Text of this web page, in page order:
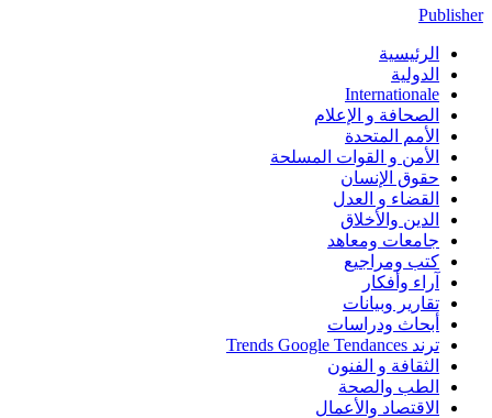
Publisher
الرئيسية
الدولية
Internationale
الصحافة و الإعلام
الأمم المتحدة
الأمن و القوات المسلحة
حقوق الإنسان
القضاء و العدل
الدين والأخلاق
جامعات ومعاهد
كتب ومراجيع
آراء وأفكار
تقارير وبيانات
أبحاث ودراسات
ترند Trends Google Tendances
الثقافة و الفنون
الطب والصحة
الاقتصاد والأعمال